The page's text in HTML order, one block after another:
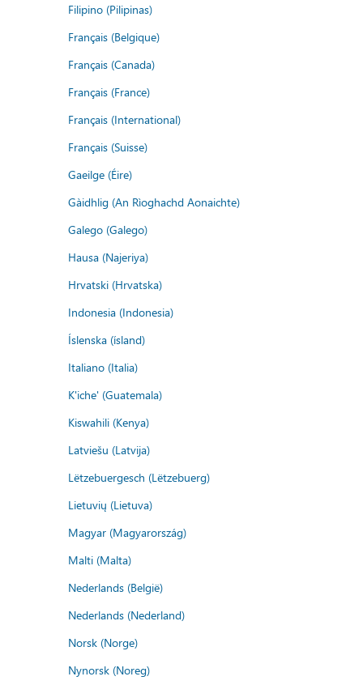
Filipino (Pilipinas)
Français (Belgique)
Français (Canada)
Français (France)
Français (International)
Français (Suisse)
Gaeilge (Éire)
Gàidhlig (An Rìoghachd Aonaichte)
Galego (Galego)
Hausa (Najeriya)
Hrvatski (Hrvatska)
Indonesia (Indonesia)
Íslenska (ísland)
Italiano (Italia)
K'iche' (Guatemala)
Kiswahili (Kenya)
Latviešu (Latvija)
Lëtzebuergesch (Lëtzebuerg)
Lietuvių (Lietuva)
Magyar (Magyarország)
Malti (Malta)
Nederlands (België)
Nederlands (Nederland)
Norsk (Norge)
Nynorsk (Noreg)